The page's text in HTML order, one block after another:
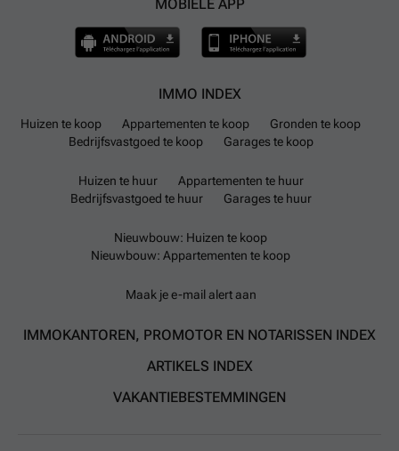
MOBIELE APP
IMMO INDEX
Huizen te koop Appartementen te koop
Gronden te koop
Bedrijfsvastgoed te koop
Garages te koop
Huizen te huur
Appartementen te huur
Bedrijfsvastgoed te huur
Garages te huur
Nieuwbouw: Huizen te koop
Nieuwbouw: Appartementen te koop
Maak je e-mail alert aan
IMMOKANTOREN, PROMOTOR EN NOTARISSEN INDEX
ARTIKELS INDEX
VAKANTIEBESTEMMINGEN